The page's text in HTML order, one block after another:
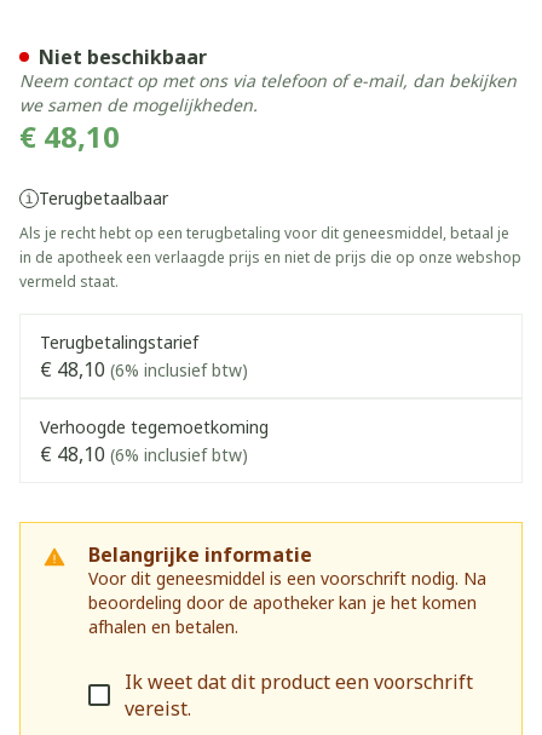
€ 48,10
Terugbetaalbaar
Als je recht hebt op een terugbetaling voor dit geneesmiddel, betaal je
in de apotheek een verlaagde prijs en niet de prijs die op onze webshop
vermeld staat.
Terugbetalingstarief
€ 48,10 (6% inclusief btw)
Verhoogde tegemoetkoming
€ 48,10 (6% inclusief btw)
Belangrijke informatie
Voor dit geneesmiddel is een voorschrift nodig. Na
beoordeling door de apotheker kan je het komen
afhalen en betalen.
Ik weet dat dit product een voorschrift
vereist.
Niet beschikbaar
Neem contact op met ons via telefoon of e-mail, dan bekijken
we samen de mogelijkheden.